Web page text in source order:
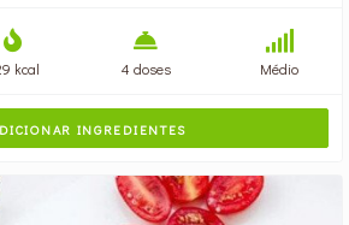
kcal 4 doses Médio
INGREDIENTES